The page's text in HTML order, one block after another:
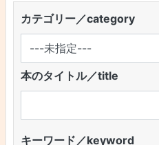
カテゴリー／category
本のタイトル／title
キーワード／keyword